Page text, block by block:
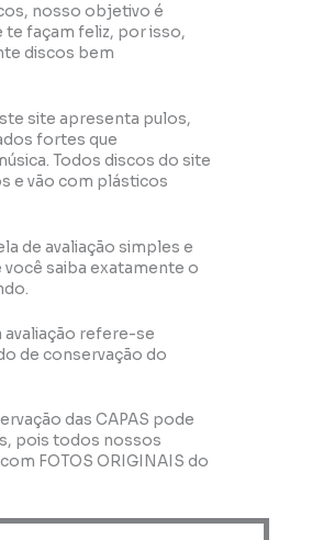
nosso objetivo é
te façam feliz, por isso,
discos bem
site apresenta pulos,
fortes que
Todos discos do site
e vão com plásticos
de avaliação simples e
saiba exatamente o
avaliação refere-se
de conservação do
das CAPAS pode
pois todos nossos
FOTOS ORIGINAIS do